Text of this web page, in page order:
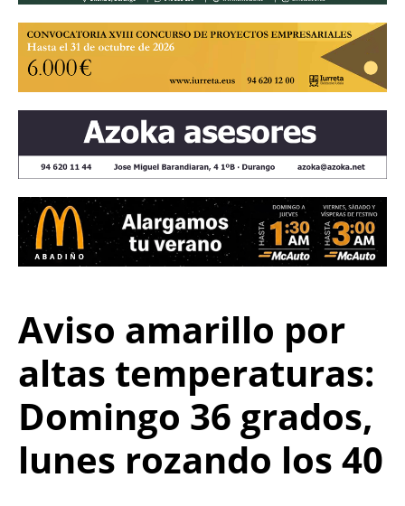
Aviso amarillo por
altas temperaturas:
Domingo 36 grados,
lunes rozando los 40